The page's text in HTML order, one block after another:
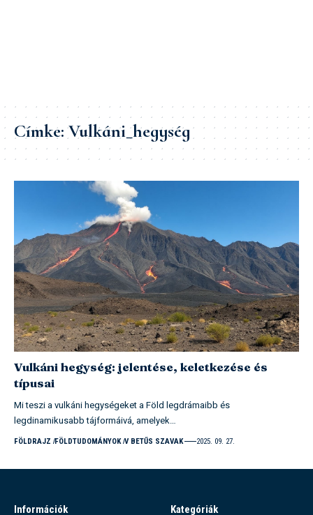
Címke:Vulkáni_hegység
Vulkáni hegység: jelentése, keletkezése és
típusai
Mi teszi a vulkáni hegységeket a Föld legdrámaibb és
legdinamikusabb tájformáivá, amelyek…
FÖLDRAJZ FÖLDTUDOMÁNYOK V BETŰS SZAVAK 2025. 09. 27.
Információk
Kategóriák